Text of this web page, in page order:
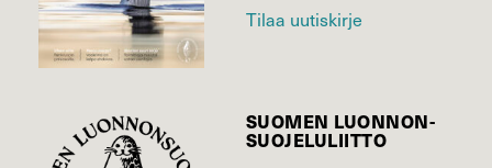
Tilaa uutiskirje
SUOMEN LUONNON­
SUOJELU­LIITTO